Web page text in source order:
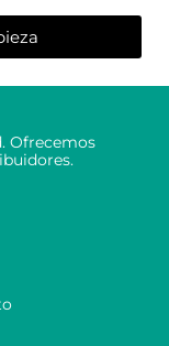
Ofrecemos